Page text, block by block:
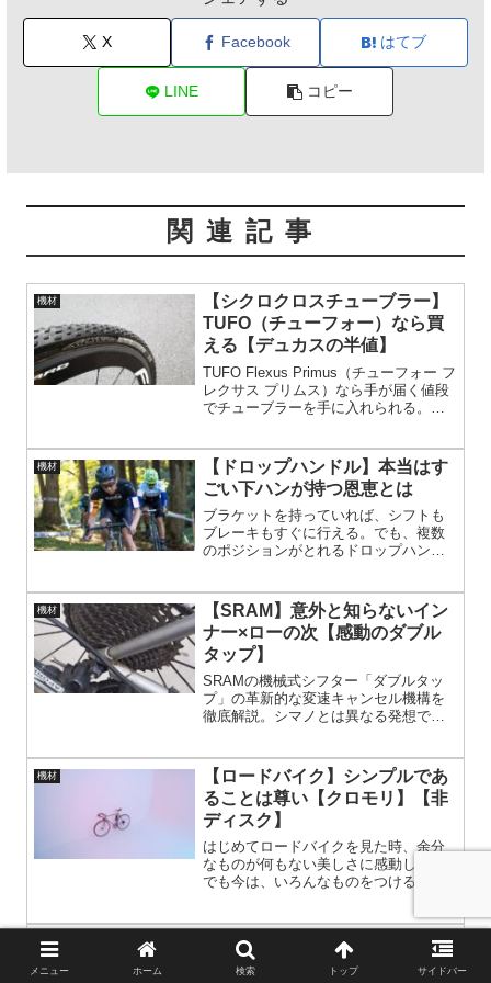
X Facebook はてブ
LINE コピー
関連記事
機材
【シクロクロスチューブラー】
TUFO（チューフォー）なら買
える【デュカスの半値】
TUFO Flexus Primus（チューフォー フ
レクサス プリムス）なら手が届く値段
でチューブラーを手に入れられる。チ
存在するのも事実。チューブラーのデ
メリットは価格だけ。
機材
【ドロップハンドル】本当はす
ごい下ハンが持つ恩恵とは
ブラケットを持っていれば、シフトも
ブレーキもすぐに行える。でも、複数
のポジションがとれるドロップハンド
を凝縮している。
機材
【SRAM】意外と知らないイン
ナー×ローの次【感動のダブル
タップ】
SRAMの機械式シフター「ダブルタッ
プ」の革新的な変速キャンセル機構を
徹底解説。シマノとは異なる発想で、
のミスを防ぎます。独自の操作感やメ
ンテナンスのコツも紹介し、SRAMの
魅力を深掘り。ロードバイクの変速シ
ステムに新たな選択肢を求める方必見
の記事です。
機材
【ロードバイク】シンプルであ
ることは尊い【クロモリ】【非
ディスク】
はじめてロードバイクを見た時、余分
なものが何もない美しさに感動した。
でも今は、いろんなものをつける時代
ものが不要であることに気が付く。ゴ
テゴテとパーツを付ける方向の、ロー
ドバイク事情。シンプルを追求するの
も、悪くない。
機材
【サドルバッグはダサい】シル
エットを崩さないツールボトル
メニュー ホーム 検索 トップ サイドバー